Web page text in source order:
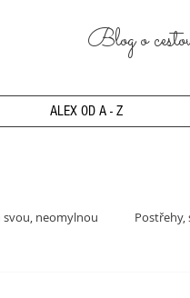
Blog o
ALEX OD A - Z
svou, neomylnou Postřehy,